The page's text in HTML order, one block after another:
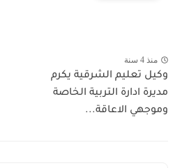
منذ 4 سنة
وكيل تعليم الشرقية يكرم
مديرة ادارة التربية الخاصة
وموجهي الاعاقة...